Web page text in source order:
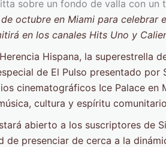
octubre en Miami para celebrar
en los canales Hits Uno y
Hispana, la superestrella
de El Pulso presentado por
cinematográficos Ice Palace en
cultura y espíritu
abierto a los suscriptores de
de presenciar de cerca a la